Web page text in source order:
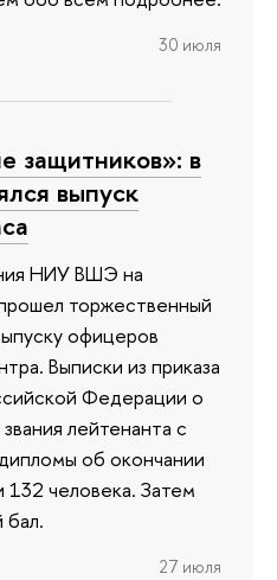
30 июля
защитников»: в
выпуск
НИУ ВШЭ на
торжественный
офицеров
Выписки из приказа
Федерации о
лейтенанта с
об окончании
132 человека. Затем
бал.
27 июля